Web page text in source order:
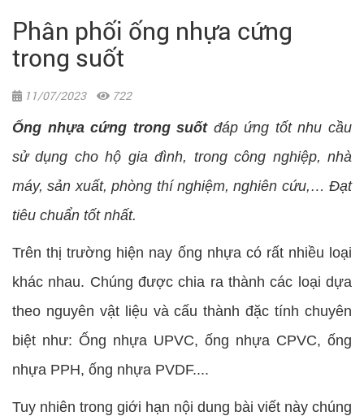
Phân phối ống nhựa cứng
trong suốt
11/07/2023 722
Ống nhựa cứng trong suốt đáp ứng tốt nhu cầu
sử dụng cho hộ gia đình, trong công nghiệp, nhà
máy, sản xuất, phòng thí nghiệm, nghiên cứu,… Đạt
tiêu chuẩn tốt nhất.
Trên thị trường hiện nay ống nhựa có rất nhiều loại
khác nhau. Chúng được chia ra thành các loại dựa
theo nguyên vật liệu và cấu thành đặc tính chuyên
biệt như: Ống nhựa UPVC, ống nhựa CPVC, ống
nhựa PPH, ống nhựa PVDF....
Tuy nhiên trong giới hạn nội dung bài viết này chúng